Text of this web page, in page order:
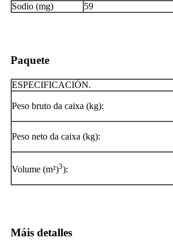
Sodio (mg) 59
Paquete
ESPECIFICACIÓN.
Peso bruto da caixa (kg):
Peso neto da caixa (kg):
Volume (m²)3):
Máis detalles